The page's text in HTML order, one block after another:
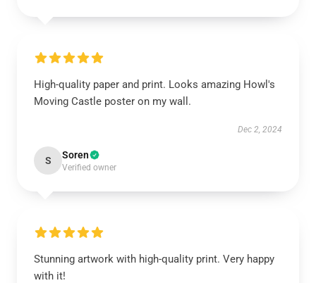
High-quality paper and print. Looks amazing Howl's
Moving Castle poster on my wall.
Dec 2, 2024
S Soren
Verified owner
Stunning artwork with high-quality print. Very happy
with it!